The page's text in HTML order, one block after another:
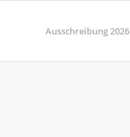
Ausschreibung 2026